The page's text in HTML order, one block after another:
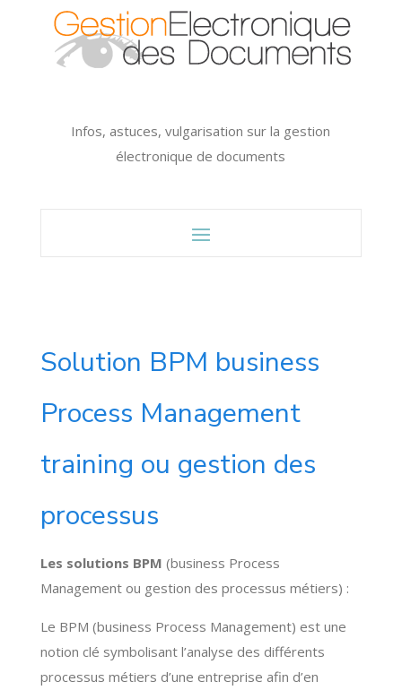
Infos, astuces, vulgarisation sur la gestion
électronique de documents
Solution BPM business
Process Management
training ou gestion des
processus
Les solutions BPM (business Process
Management ou gestion des processus métiers) :
Le BPM (business Process Management) est une
notion clé symbolisant l’analyse des différents
processus métiers d’une entreprise afin d’en